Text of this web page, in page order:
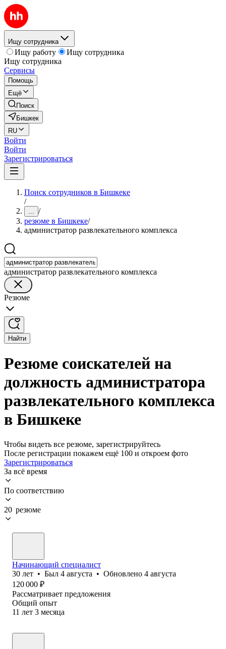
Ищу сотрудника
Ищу работу
Ищу сотрудника
Ищу сотрудника
Сервисы
Помощь
Ещё
Поиск
Бишкек
RU
Войти
Войти
Зарегистрироваться
Поиск сотрудников в Бишкеке
/
... /
резюме в Бишкеке/
администратор развлекательного комплекса
администратор развлекательного комплекса
Резюме
Найти
Резюме соискателей на
должность администратора
развлекательного комплекса
в Бишкеке
Чтобы видеть все резюме, зарегистрируйтесь
После регистрации покажем ещё 100 и откроем фото
Зарегистрироваться
За всё время
По соответствию
20 резюме
Начинающий специалист
30 лет • Был 4 августа • Обновлено 4 августа
120 000 ₽
Рассматривает предложения
Общий опыт
11 лет 3 месяца